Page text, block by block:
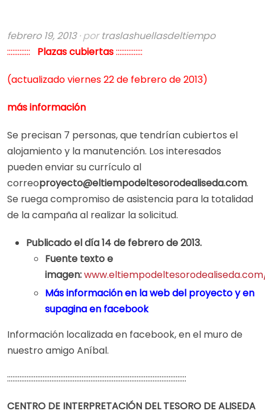
febrero 19, 2013· portraslashuellasdeltiempo
::::::::::::: Plazas cubiertas:::::::::::::::
(actualizado viernes 22 de febrero de 2013)
más información
Se precisan 7 personas, que tendrían cubiertos el
alojamiento y la manutención. Los interesados
pueden enviar su currículo al
correoproyecto@eltiempodeltesorodealiseda.com.
Se ruega compromiso de asistencia para la totalidad
de la campaña al realizar la solicitud.
Publicado el día 14 de febrero de 2013.
Fuente texto e
imagen:
Más información en laweb del proyectoy en
supagina en facebook
Información localizada en facebook, en el muro de
nuestro amigo Aníbal.
:::::::::::::::::::::::::::::::::::::::::::::::::::::::::::::::::::::::::::::::::::::::::::::::::::::
CENTRO DE INTERPRETACIÓN DEL TESORO DE ALISEDA